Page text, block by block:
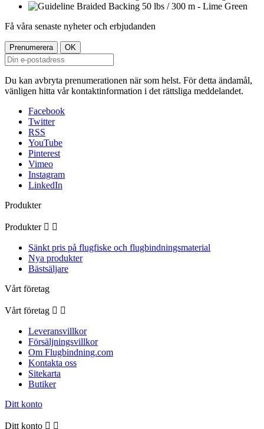
Få våra senaste nyheter och erbjudanden
Du kan avbryta prenumerationen när som helst. För detta ändamål,
vänligen hitta vår kontaktinformation i det rättsliga meddelandet.
Facebook
Twitter
RSS
YouTube
Pinterest
Vimeo
Instagram
LinkedIn
Produkter
Produkter  
Sänkt pris på flugfiske och flugbindningsmaterial
Nya produkter
Bästsäljare
Vårt företag
Vårt företag  
Leveransvillkor
Försäljningsvillkor
Om Flugbindning.com
Kontakta oss
Sitekarta
Butiker
Ditt konto
Ditt konto  